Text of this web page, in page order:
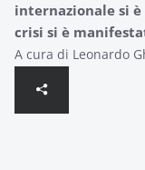
internazionale si
crisi si è
A cura di Leonardo